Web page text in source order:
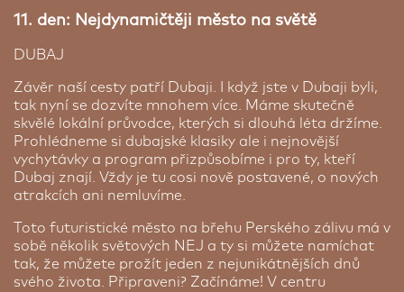
11. den: Nejdynamičtěji město na světě
DUBAJ
Závěr naší cesty patří Dubaji. I když jste v Dubaji byli,
tak nyní se dozvíte mnohem více. Máme skutečně
skvělé lokální průvodce, kterých si dlouhá léta držíme.
Prohlédneme si dubajské klasiky ale i nejnovější
vychytávky a program přizpůsobíme i pro ty, kteří
Dubaj znají. Vždy je tu cosi nově postavené, o nových
atrakcích ani nemluvíme.
Toto futuristické město na břehu Perského zálivu má v
sobě několik světových NEJ a ty si můžete namíchat
tak, že můžete prožít jeden z nejunikátnějších dnů
svého života. Připraveni? Začínáme! V centru